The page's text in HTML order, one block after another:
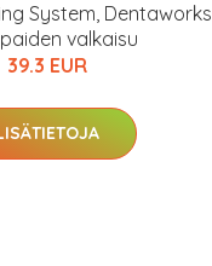
System, Dentaworks
valkaisu
39.3 EUR